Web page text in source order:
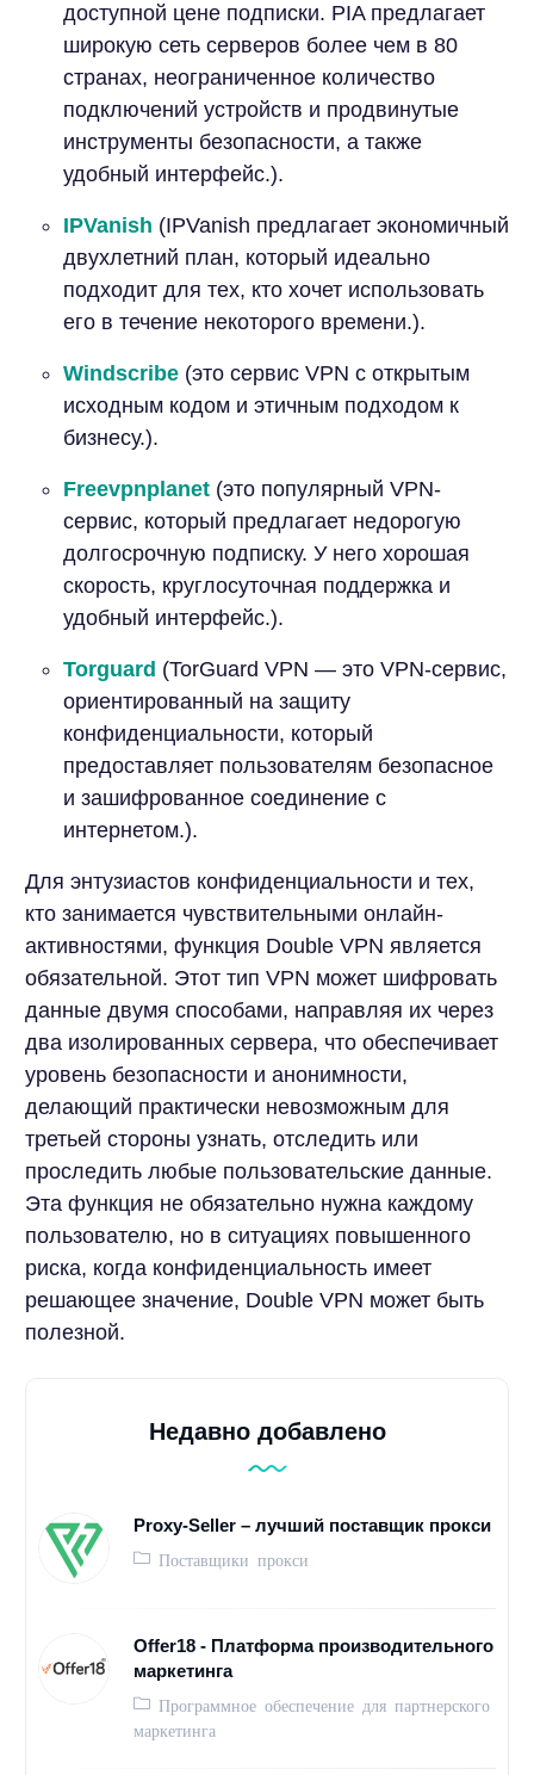
доступной цене подписки. PIA предлагает
широкую сеть серверов более чем в 80
странах, неограниченное количество
подключений устройств и продвинутые
инструменты безопасности, а также
удобный интерфейс.).
IPVanish (IPVanish предлагает экономичный
двухлетний план, который идеально
подходит для тех, кто хочет использовать
его в течение некоторого времени.).
Windscribe(это сервис VPN с открытым
исходным кодом и этичным подходом к
бизнесу.).
Freevpnplanet(это популярный VPN-
сервис, который предлагает недорогую
долгосрочную подписку. У него хорошая
скорость, круглосуточная поддержка и
удобный интерфейс.).
Torguard (TorGuard VPN — это VPN-сервис,
ориентированный на защиту
конфиденциальности, который
предоставляет пользователям безопасное
и зашифрованное соединение с
интернетом.).
Для энтузиастов конфиденциальности и тех,
кто занимается чувствительными онлайн-
активностями, функция Double VPN является
обязательной. Этот тип VPN может шифровать
данные двумя способами, направляя их через
два изолированных сервера, что обеспечивает
уровень безопасности и анонимности,
делающий практически невозможным для
третьей стороны узнать, отследить или
проследить любые пользовательские данные.
Эта функция не обязательно нужна каждому
пользователю, но в ситуациях повышенного
риска, когда конфиденциальность имеет
решающее значение, Double VPN может быть
полезной.
Недавно добавлено
Proxy-Seller – лучший поставщик прокси
Поставщики прокси
Offer18 - Платформа производительного
маркетинга
Программное обеспечение для партнерского
маркетинга